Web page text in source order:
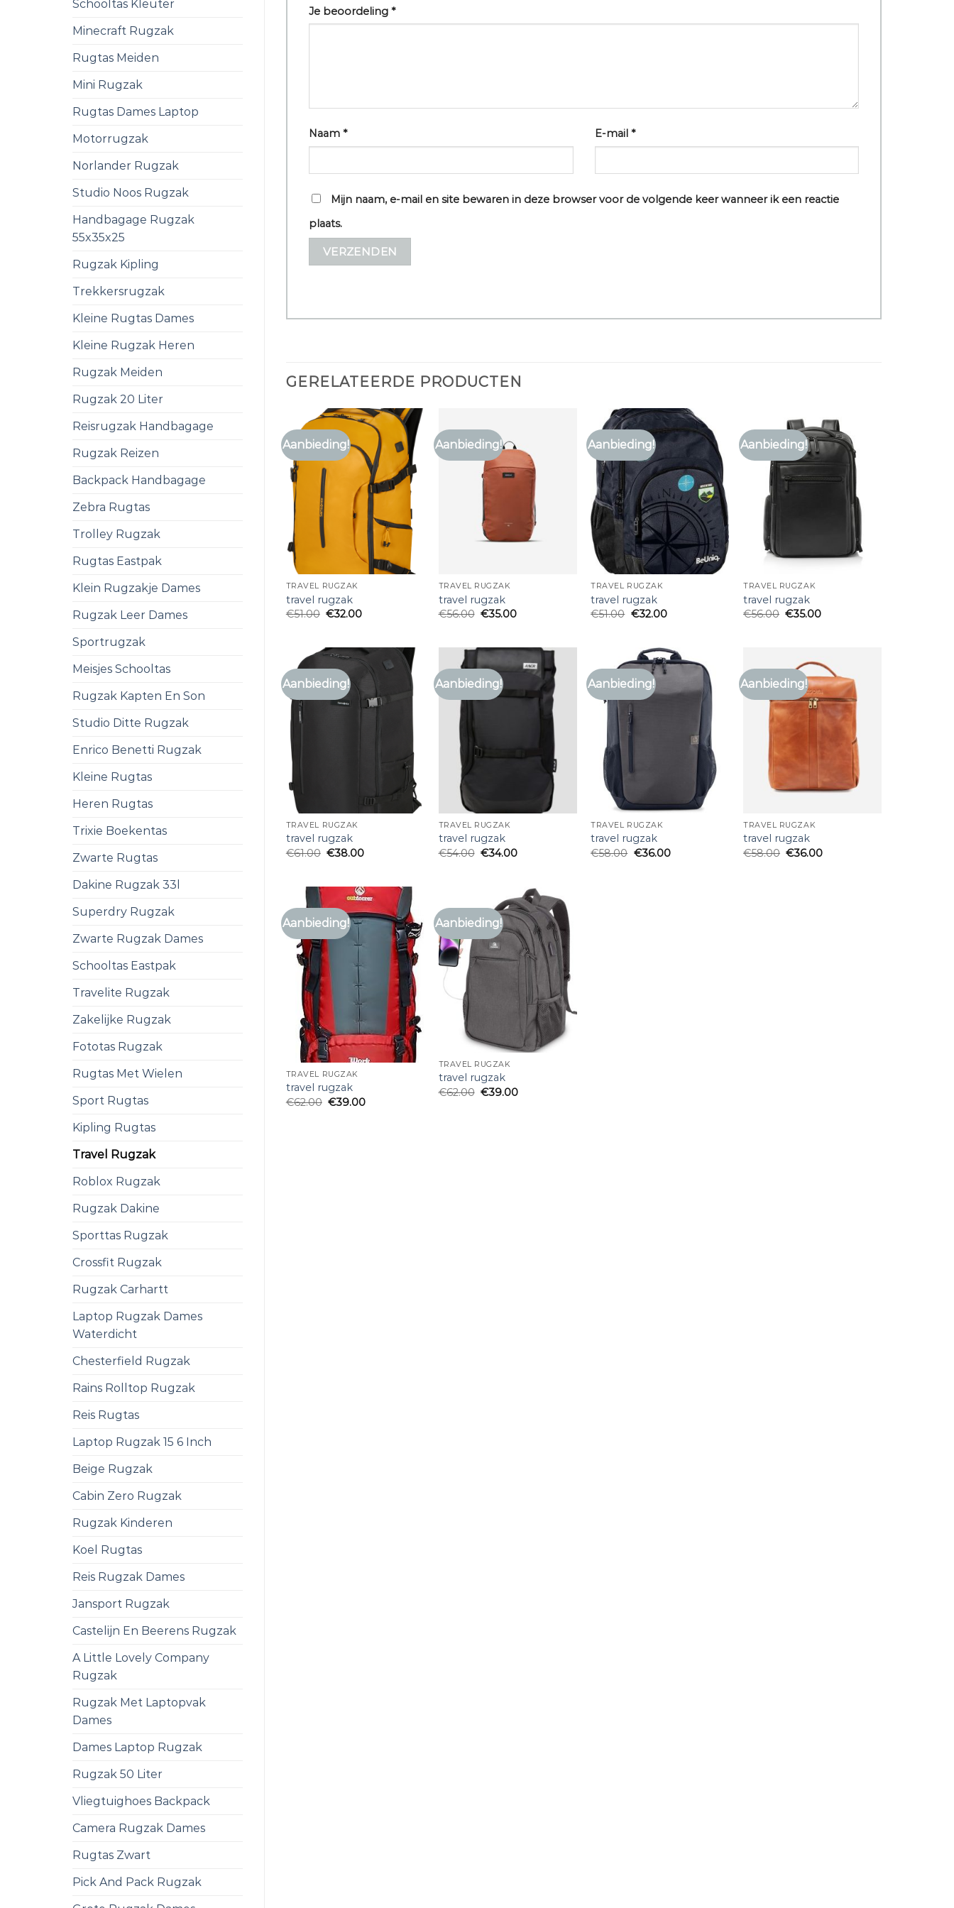
Schooltas Kleuter
Minecraft Rugzak
Rugtas Meiden
Mini Rugzak
Rugtas Dames Laptop
Motorrugzak
Norlander Rugzak
Studio Noos Rugzak
Handbagage Rugzak
55x35x25
Rugzak Kipling
Trekkersrugzak
Kleine Rugtas Dames
Kleine Rugzak Heren
Rugzak Meiden
Rugzak 20 Liter
Reisrugzak Handbagage
Rugzak Reizen
Backpack Handbagage
Zebra Rugtas
Trolley Rugzak
Rugtas Eastpak
Klein Rugzakje Dames
Rugzak Leer Dames
Sportrugzak
Meisjes Schooltas
Rugzak Kapten En Son
Studio Ditte Rugzak
Enrico Benetti Rugzak
Kleine Rugtas
Heren Rugtas
Trixie Boekentas
Zwarte Rugtas
Dakine Rugzak 33l
Superdry Rugzak
Zwarte Rugzak Dames
Schooltas Eastpak
Travelite Rugzak
Zakelijke Rugzak
Fototas Rugzak
Rugtas Met Wielen
Sport Rugtas
Kipling Rugtas
Travel Rugzak
Roblox Rugzak
Rugzak Dakine
Sporttas Rugzak
Crossfit Rugzak
Rugzak Carhartt
Laptop Rugzak Dames
Waterdicht
Chesterfield Rugzak
Rains Rolltop Rugzak
Reis Rugtas
Laptop Rugzak 15 6 Inch
Beige Rugzak
Cabin Zero Rugzak
Rugzak Kinderen
Koel Rugtas
Reis Rugzak Dames
Jansport Rugzak
Castelijn En Beerens Rugzak
A Little Lovely Company
Rugzak
Rugzak Met Laptopvak
Dames
Dames Laptop Rugzak
Rugzak 50 Liter
Vliegtuighoes Backpack
Camera Rugzak Dames
Rugtas Zwart
Pick And Pack Rugzak
Je beoordeling *
Naam * E-mail *
Mijn naam, e-mail en site bewaren in deze browser voor de volgende keer wanneer ik een reactie
plaats.
GERELATEERDE PRODUCTEN
Aanbieding!
TRAVEL RUGZAK
travel rugzak
€51.00 €32.00
Aanbieding!
TRAVEL RUGZAK
travel rugzak
€56.00 €35.00
Aanbieding!
TRAVEL RUGZAK
travel rugzak
€51.00 €32.00
Aanbieding!
TRAVEL RUGZAK
travel rugzak
€56.00 €35.00
Aanbieding!
TRAVEL RUGZAK
travel rugzak
€61.00 €38.00
Aanbieding!
TRAVEL RUGZAK
travel rugzak
€54.00 €34.00
Aanbieding!
TRAVEL RUGZAK
travel rugzak
€58.00 €36.00
Aanbieding!
TRAVEL RUGZAK
travel rugzak
€58.00 €36.00
Aanbieding!
TRAVEL RUGZAK
travel rugzak
€62.00 €39.00
Aanbieding!
TRAVEL RUGZAK
travel rugzak
€62.00 €39.00